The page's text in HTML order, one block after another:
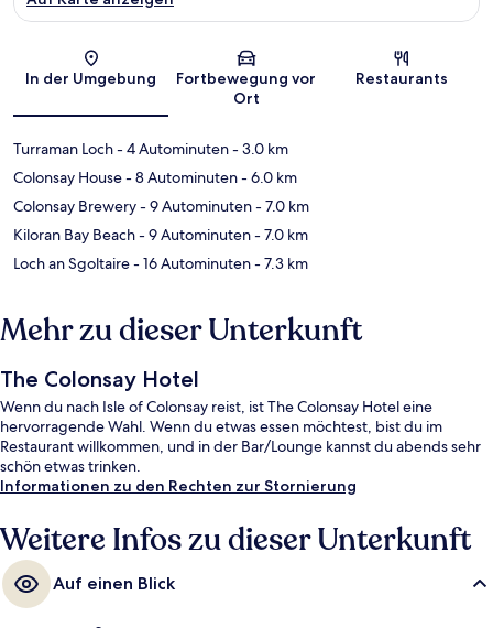
Karte
In der Umgebung
Fortbewegung vor
Ort
Restaurants
Turraman Loch- 4 Autominuten- 3.0 km
Colonsay House- 8 Autominuten- 6.0 km
Colonsay Brewery- 9 Autominuten- 7.0 km
Kiloran Bay Beach- 9 Autominuten- 7.0 km
Loch an Sgoltaire- 16 Autominuten- 7.3 km
Mehr zu dieser Unterkunft
The Colonsay Hotel
Wenn du nach Isle of Colonsay reist, ist The Colonsay Hotel eine
hervorragende Wahl. Wenn du etwas essen möchtest, bist du im
Restaurant willkommen, und in der Bar/Lounge kannst du abends sehr
schön etwas trinken.
Informationen zu den Rechten zur Stornierung
Weitere Infos zu dieser Unterkunft
Auf einen Blick